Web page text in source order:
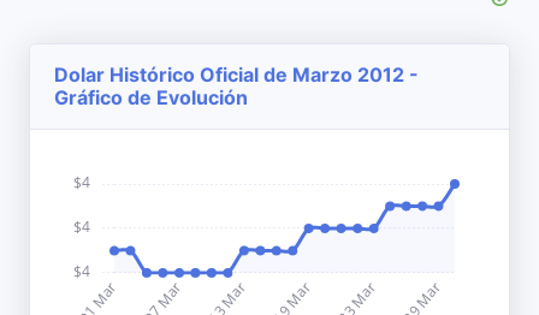
Dolar Histórico Oficial de Marzo 2012 -
Gráfico de Evolución